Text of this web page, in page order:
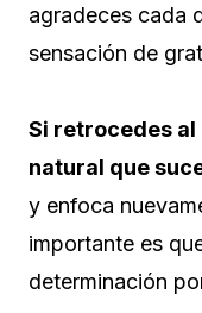
agradeces cada
sensación de
Si retrocedes al
natural que
y enfoca
importante es
determinación